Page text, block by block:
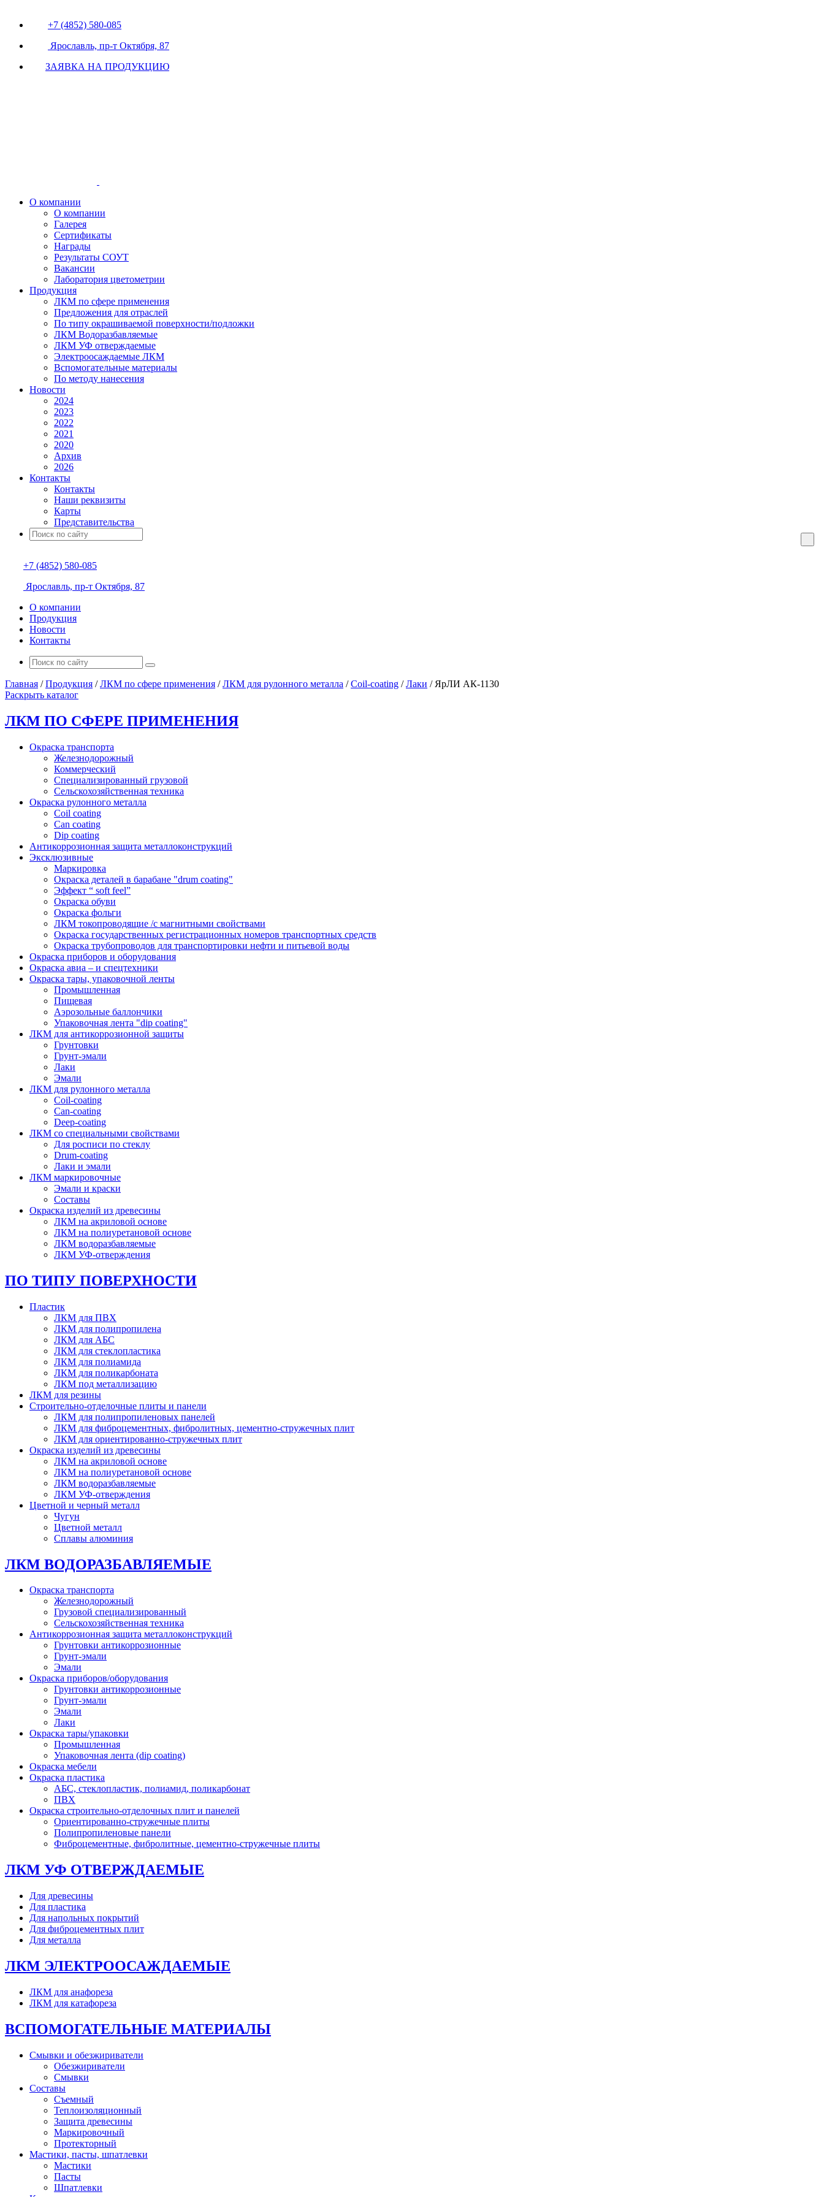
+7 (4852) 580-085
Ярославль, пр-т Октября, 87
ЗАЯВКА НА ПРОДУКЦИЮ
О компании
О компании
Галерея
Сертификаты
Награды
Результаты СОУТ
Вакансии
Лаборатория цветометрии
Продукция
ЛКМ по сфере применения
Предложения для отраслей
По типу окрашиваемой поверхности/подложки
ЛКМ Водоразбавляемые
ЛКМ УФ отверждаемые
Электроосаждаемые ЛКМ
Вспомогательные материалы
По методу нанесения
Новости
2024
2023
2022
2021
2020
Архив
2026
Контакты
Контакты
Наши реквизиты
Карты
Представительства
+7 (4852) 580-085
Ярославль, пр-т Октября, 87
О компании
Продукция
Новости
Контакты
Главная /Продукция /ЛКМ по сфере применения /ЛКМ для рулонного металла /Coil-coating /Лаки / ЯрЛИ АК-1130
Раскрыть каталог
ЛКМ ПО СФЕРЕ ПРИМЕНЕНИЯ
Окраска транспорта
Железнодорожный
Коммерческий
Специализированный грузовой
Сельскохозяйственная техника
Окраска рулонного металла
Coil coating
Can coating
Dip coating
Антикоррозионная защита металлоконструкций
Эксклюзивные
Маркировка
Окраска деталей в барабане "drum coating"
Эффект “ soft feel”
Окраска обуви
Окраска фольги
ЛКМ токопроводящие /с магнитными свойствами
Окраска государственных регистрационных номеров транспортных средств
Окраска трубопроводов для транспортировки нефти и питьевой воды
Окраска приборов и оборудования
Окраска авиа – и спецтехники
Окраска тары, упаковочной ленты
Промышленная
Пищевая
Аэрозольные баллончики
Упаковочная лента "dip coating"
ЛКМ для антикоррозионной защиты
Грунтовки
Грунт-эмали
Лаки
Эмали
ЛКМ для рулонного металла
Coil-coating
Can-coating
Deep-coating
ЛКМ со специальными свойствами
Для росписи по стеклу
Drum-coating
Лаки и эмали
ЛКМ маркировочные
Эмали и краски
Составы
Окраска изделий из древесины
ЛКМ на акриловой основе
ЛКМ на полиуретановой основе
ЛКМ водоразбавляемые
ЛКМ УФ-отверждения
ПО ТИПУ ПОВЕРХНОСТИ
Пластик
ЛКМ для ПВХ
ЛКМ для полипропилена
ЛКМ для АБС
ЛКМ для стеклопластика
ЛКМ для полиамида
ЛКМ для поликарбоната
ЛКМ под металлизацию
ЛКМ для резины
Строительно-отделочные плиты и панели
ЛКМ для полипропиленовых панелей
ЛКМ для фиброцементных, фибролитных, цементно-стружечных плит
ЛКМ для ориентированно-стружечных плит
Окраска изделий из древесины
ЛКМ на акриловой основе
ЛКМ на полиуретановой основе
ЛКМ водоразбавляемые
ЛКМ УФ-отверждения
Цветной и черный металл
Чугун
Цветной металл
Сплавы алюминия
ЛКМ ВОДОРАЗБАВЛЯЕМЫЕ
Окраска транспорта
Железнодорожный
Грузовой специализированный
Сельскохозяйственная техника
Антикоррозионная защита металлоконструкций
Грунтовки антикоррозионные
Грунт-эмали
Эмали
Окраска приборов/оборудования
Грунтовки антикоррозионные
Грунт-эмали
Эмали
Лаки
Окраска тары/упаковки
Промышленная
Упаковочная лента (dip coating)
Окраска мебели
Окраска пластика
АБС, стеклопластик, полиамид, поликарбонат
ПВХ
Окраска строительно-отделочных плит и панелей
Ориентированно-стружечные плиты
Полипропиленовые панели
Фиброцементные, фибролитные, цементно-стружечные плиты
ЛКМ УФ ОТВЕРЖДАЕМЫЕ
Для древесины
Для пластика
Для напольных покрытий
Для фиброцементных плит
Для металла
ЛКМ ЭЛЕКТРООСАЖДАЕМЫЕ
ЛКМ для анафореза
ЛКМ для катафореза
ВСПОМОГАТЕЛЬНЫЕ МАТЕРИАЛЫ
Смывки и обезжириватели
Обезжириватели
Смывки
Составы
Съемный
Теплоизоляционный
Защита древесины
Маркировочный
Протекторный
Мастики, пасты, шпатлевки
Мастики
Пасты
Шпатлевки